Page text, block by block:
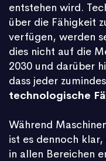
entstehen wird.
über die Fähigkeit
verfügen, werden
dies nicht auf die
2030 und darüber
dass jeder
technologische
Während
ist es dennoch
in allen Bereichen